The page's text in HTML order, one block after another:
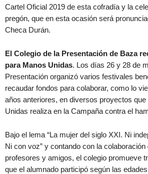
Cartel Oficial 2019 de esta cofradía y la
pregón, que en esta ocasión será
Checa Durán.
El Colegio de la Presentación de Baza
para Manos Unidas. Los días 26 y 28 de
Presentación organizó varios festivales
recaudar fondos para colaborar, como lo
años anteriores, en diversos proyectos
Unidas realiza en la Campaña contra el
Bajo el lema “La mujer del siglo XXI. Ni
Ni con voz” y contando con la colaboración
profesores y amigos, el colegio promueve
que el alumnado participó según las